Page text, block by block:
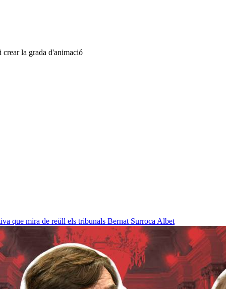
crear la grada d'animació
que mira de reüll els tribunals Bernat Surroca Albet